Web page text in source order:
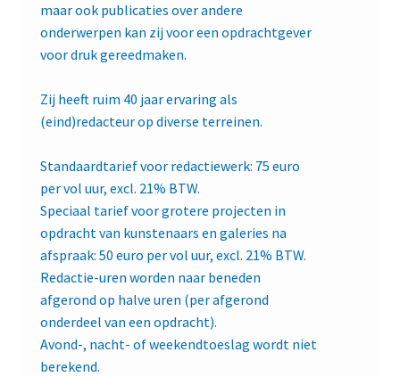
Internationale bestellingen
smARTtaal | Madeleine Klis
Klantenservice
Contact
maar ook publicaties over andere
onderwerpen kan zij voor een opdrachtgever
voor druk gereedmaken.
Zij heeft ruim 40 jaar ervaring als
(eind)redacteur op diverse terreinen.
Standaardtarief voor redactiewerk: 75 euro
per vol uur, excl. 21% BTW.
Speciaal tarief voor grotere projecten in
opdracht van kunstenaars en galeries na
afspraak: 50 euro per vol uur, excl. 21% BTW.
Redactie-uren worden naar beneden
afgerond op halve uren (per afgerond
onderdeel van een opdracht).
Avond-, nacht- of weekendtoeslag wordt niet
berekend.